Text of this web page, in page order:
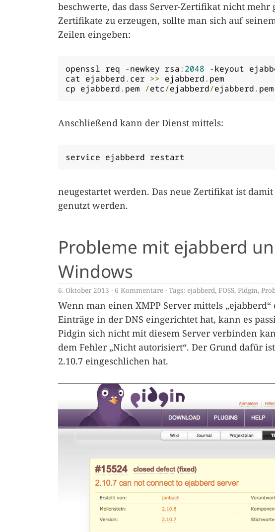
beschwerte, das dass Server-Zertifikat nicht
Zertifikate zu erzeugen, sollte man sich auf
Zeilen eingeben:
openssl req -newkey rsa: 2048 -keyout
cat ejabberd. cer >> ejabberd. pem
cp ejabberd. pem /etc/ejabberd/ejabberd. pem
Anschließend kann der Dienst mittels:
service ejabberd restart
neugestartet werden. Das neue Zertifikat ist
genutzt werden.
Probleme mit ejabberd
Windows
6. Oktober 2013 6 Kommentare Tags: ejabberd, FOSS, Pidgin,
Wenn man einen XMPP Server mittels
Einträge in der DNS eingerichtet hat, kann es
Pidgin sich nicht mit diesem Server verbinden
dem Fehler „Nicht autorisiert“. Der Grund dafür
2.10.7 eingeschlichen hat.